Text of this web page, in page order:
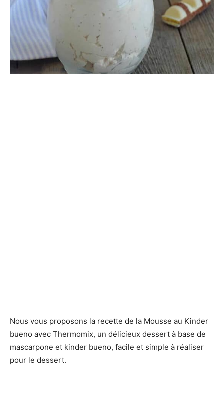
Nous vous proposons la recette de la Mousse au Kinder
bueno avec Thermomix, un délicieux dessert à base de
mascarpone et kinder bueno, facile et simple à réaliser
pour le dessert.